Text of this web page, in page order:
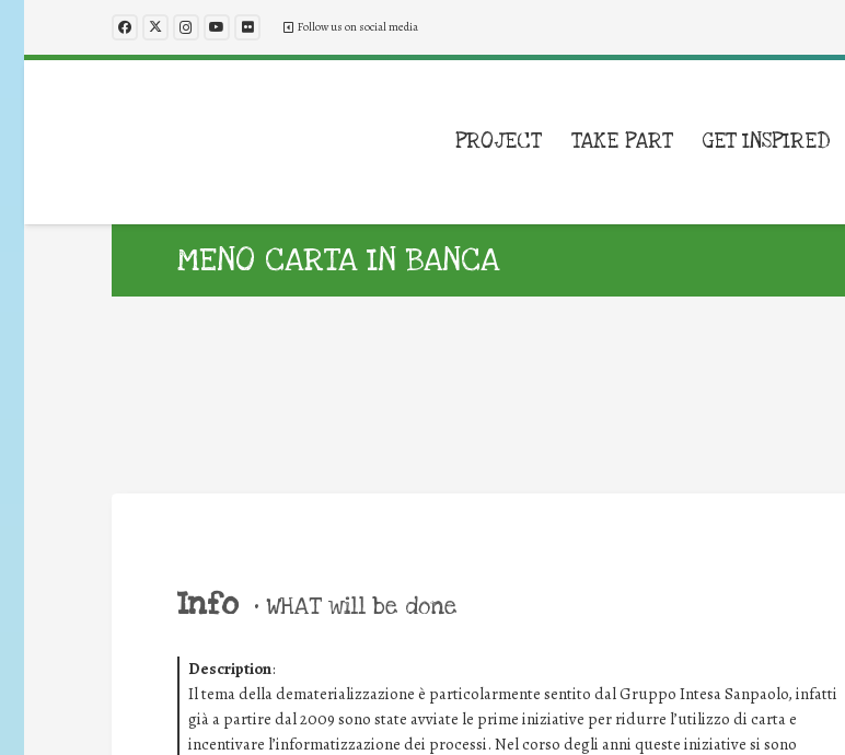
Follow us on social media
PROJECT TAKE PART GET INSPIRED
MENO CARTA IN BANCA
Info • WHAT will be done
Description:
Il tema della dematerializzazione è particolarmente sentito dal Gruppo Intesa Sanpaolo, infatti
già a partire dal 2009 sono state avviate le prime iniziative per ridurre l’utilizzo di carta e
incentivare l’informatizzazione dei processi. Nel corso degli anni queste iniziative si sono